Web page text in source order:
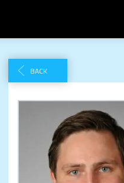
BACK